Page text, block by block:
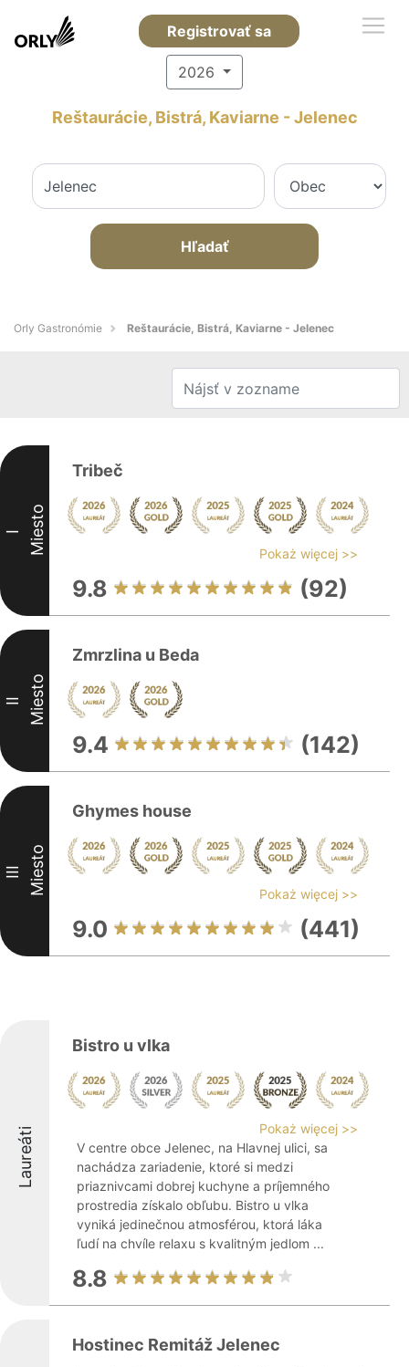
Registrovať sa
2026
Reštaurácie, Bistrá, Kaviarne - Jelenec
Hľadať
Orly Gastronómie Reštaurácie, Bistrá, Kaviarne - Jelenec
I Miesto
Tribeč
Pokaż więcej >>
9.8 (92)
II Miesto
Zmrzlina u Beda
9.4 (142)
III Miesto
Ghymes house
Pokaż więcej >>
9.0 (441)
Laureáti
Bistro u vlka
Pokaż więcej >>
V centre obce Jelenec, na Hlavnej ulici, sa
nachádza zariadenie, ktoré si medzi
priaznivcami dobrej kuchyne a príjemného
prostredia získalo obľubu. Bistro u vlka
vyniká jedinečnou atmosférou, ktorá láka
ľudí na chvíle relaxu s kvalitným jedlom ...
8.8
Hostinec Remitáž Jelenec